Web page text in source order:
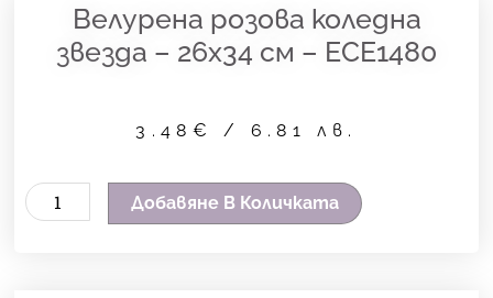
Велурена розова коледна
звезда – 26х34 см – ECE1480
3.48 € / 6.81 лв.
количество Добавяне В Количката